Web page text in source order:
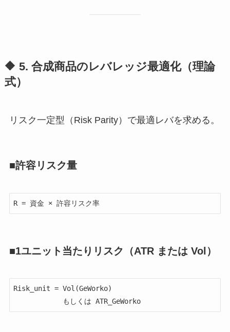
🔶 5. 合成商品のレバレッジ最適化（理論
式）
リスク一定型（Risk Parity）で最適レバを求める。
■許容リスク量
R = 資金 × 許容リスク率
■1ユニット当たりリスク（ATR または Vol）
Risk_unit = Vol(GeWorko)
            もしくは ATR_GeWorko